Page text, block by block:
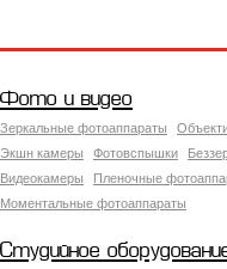
Фото и видео
Зеркальные фотоаппараты
Экшн камеры
Фотовспышки
Видеокамеры
Пленочные
Моментальные фотоаппараты
Студийное